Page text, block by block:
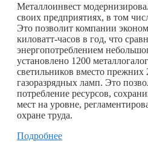
Металлоинвест
своих предприятиях, в том
Это позволит компании
киловатт-часов в год, что
энергопотреблением
установлено 1200
светильников вместо прежних
газоразрядных ламп. Это
потребление ресурсов,
мест на уровне,
охране труда.
Подробнее